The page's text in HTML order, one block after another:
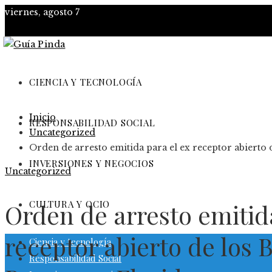
viernes, agosto 7
CIENCIA Y TECNOLOGÍA
RESPONSABILIDAD SOCIAL
INVERSIONES Y NEGOCIOS
CULTURA Y OCIO
Ciencia y tecnología
Responsabilidad Social
Inicio
Uncategorized
Orden de arresto emitida para el ex receptor
Uncategorized
Orden de arresto
receptor abierto de los